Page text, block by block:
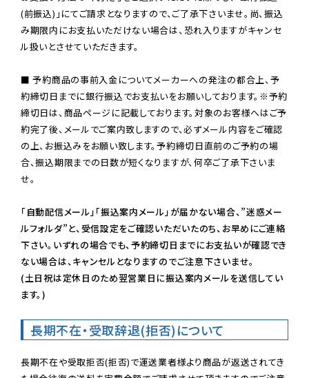
(前振込)」にてご請求となりますので、ご了承下さいませ。尚、振込
み期限内にお支払いただけない場合は、恐れ入りますがキャンセ
ル扱いとさせていただきます。
■ 予約商品の事前入金についてメーカーへの発注の都合上、予
約締切日までに銀行振込でお支払いをお願いしております。※予約
締切日は、商品ページに記載しております。対象のお客様へはご予
約完了後、メールでご案内致しますので、必ずメール内容をご確認
の上、お振込みをお願い致します。予約締切日直前のご予約の場
合、振込期限までの日数が短くなりますが、何卒ご了承下さいま
せ。
「自動配信メール」「振込案内メール」が届かない場合、”迷惑メー
ルフォルダ”と、受信設定をご確認いただいたのち、お早めにご連絡
下さい。いずれの場合でも、予約締切日までにお支払いが確認でき
ない場合は、キャンセルとなりますのでご注意下さいませ。
(土日祝は定休日のため翌営業日に振込案内メールを送信してい
ます。)
長期不在・受取辞退(拒否)について
長期不在や受取拒否(拒否)で運送業者様より商品が返送されてき